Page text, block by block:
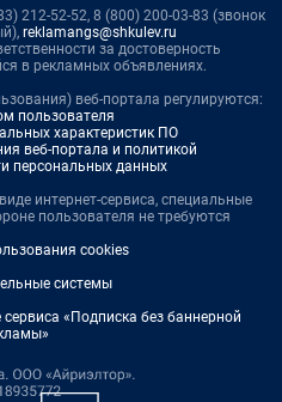
212-52-52, 8 (800) 200-03-83 (звонок
reklamangs@shkulev.ru
за достоверность
в рекламных объявлениях.
веб-портала регулируются:
пользователя
характеристик ПО
веб-портала и политикой
персональных данных
интернет-сервиса, специальные
пользователя не требуются
cookies
системы
«Подписка без баннерной